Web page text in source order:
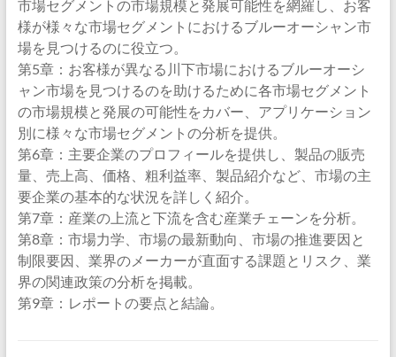
市場セグメントの市場規模と発展可能性を網羅し、お客
様が様々な市場セグメントにおけるブルーオーシャン市
場を見つけるのに役立つ。
第5章：お客様が異なる川下市場におけるブルーオーシ
ャン市場を見つけるのを助けるために各市場セグメント
の市場規模と発展の可能性をカバー、アプリケーション
別に様々な市場セグメントの分析を提供。
第6章：主要企業のプロフィールを提供し、製品の販売
量、売上高、価格、粗利益率、製品紹介など、市場の主
要企業の基本的な状況を詳しく紹介。
第7章：産業の上流と下流を含む産業チェーンを分析。
第8章：市場力学、市場の最新動向、市場の推進要因と
制限要因、業界のメーカーが直面する課題とリスク、業
界の関連政策の分析を掲載。
第9章：レポートの要点と結論。